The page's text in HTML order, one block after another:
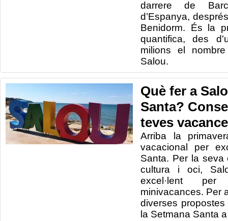
darrere de
d’Espanya,
Benidorm. És la
quantifica, des
milions el
Salou.
Què fer a
Santa?
teves
Arriba la
vacacional per
Santa. Per la seva
cultura i oci,
excel·lent per
minivacances. Per
diverses
la Setmana Santa